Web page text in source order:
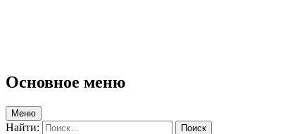
Основное меню
Меню
Найти: